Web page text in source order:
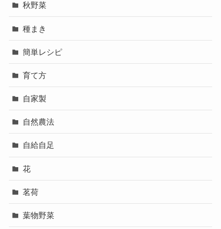
秋野菜
種まき
簡単レシピ
育て方
自家製
自然農法
自給自足
花
茗荷
葉物野菜